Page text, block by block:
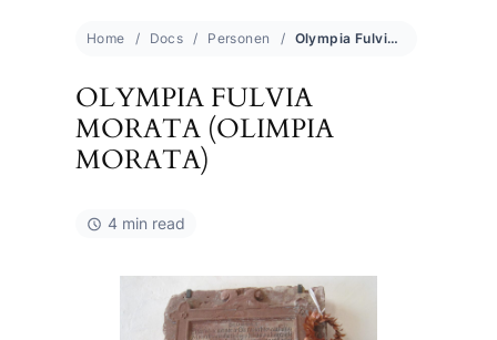
Home Docs Personen Olympia Fulvia Morata (Olimpia Morata)
OLYMPIA FULVIA
MORATA (OLIMPIA
MORATA)
4 min read